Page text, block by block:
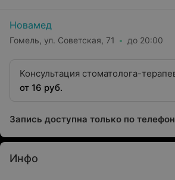
Новамед
Гомель, ул. Советская, 71 до 20:00
Консультация стоматолога-
от 16 руб.
Запись доступна только по
Инфо